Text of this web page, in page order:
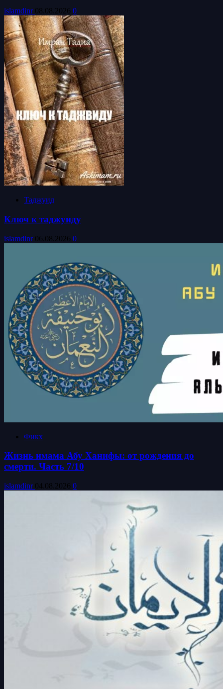
islamdinr 08.08.2026 0
Таджуид
Ключ к таджуиду
islamdinr 06.08.2026 0
Фикх
Жизнь имама Абу Ханифы: от рождения до
смерти. Часть 7/10
islamdinr 04.08.2026 0